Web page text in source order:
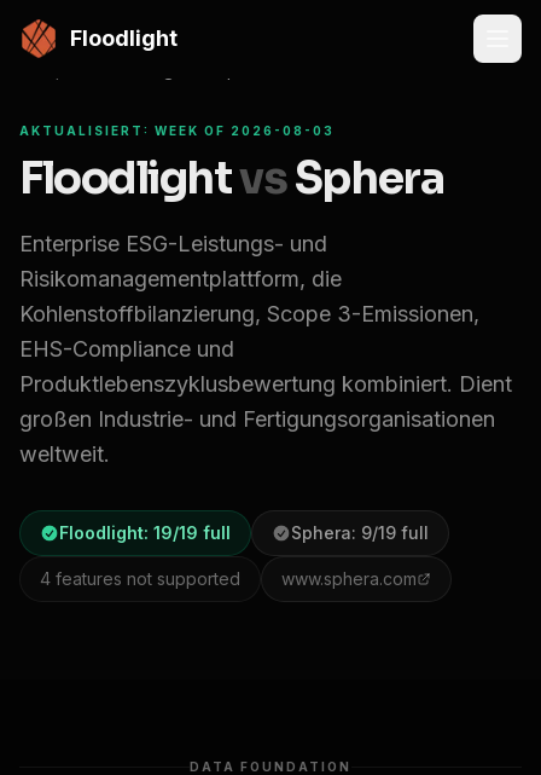
Zum Hauptinhalt springen
Floodlight
AKTUALISIERT: WEEK OF 2026-08-03
FloodlightvsSphera
Enterprise ESG-Leistungs- und
Risikomanagementplattform, die
Kohlenstoffbilanzierung, Scope 3-Emissionen,
EHS-Compliance und
Produktlebenszyklusbewertung kombiniert. Dient
großen Industrie- und Fertigungsorganisationen
weltweit.
Floodlight: 19/19 full Sphera: 9/19 full
4 features not supported www.sphera.com
DATA FOUNDATION